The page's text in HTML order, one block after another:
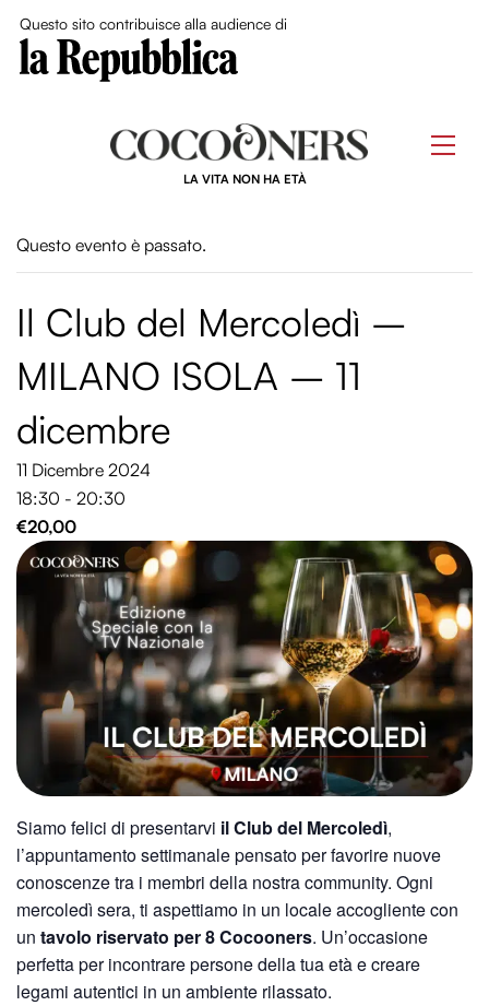
Questo sito contribuisce alla audience di
LA VITA NON HA ETÀ
Questo evento è passato.
Il Club del Mercoledì –
MILANO ISOLA – 11
dicembre
11 Dicembre 2024
18:30 - 20:30
€20,00
Siamo felici di presentarvi il Club del Mercoledì,
l’appuntamento settimanale pensato per favorire nuove
conoscenze tra i membri della nostra community. Ogni
mercoledì sera, ti aspettiamo in un locale accogliente con
un tavolo riservato per 8 Cocooners. Un’occasione
perfetta per incontrare persone della tua età e creare
legami autentici in un ambiente rilassato.